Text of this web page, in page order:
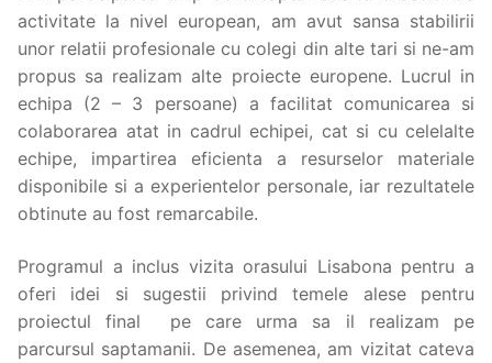
activitate la nivel european, am avut sansa stabilirii
unor relatii profesionale cu colegi din alte tari si ne-am
propus sa realizam alte proiecte europene. Lucrul in
echipa (2 – 3 persoane) a facilitat comunicarea si
colaborarea atat in cadrul echipei, cat si cu celelalte
echipe, impartirea eficienta a resurselor materiale
disponibile si a experientelor personale, iar rezultatele
obtinute au fost remarcabile.
Programul a inclus vizita orasului Lisabona pentru a
oferi idei si sugestii privind temele alese pentru
proiectul final pe care urma sa il realizam pe
parcursul saptamanii. De asemenea, am vizitat cateva